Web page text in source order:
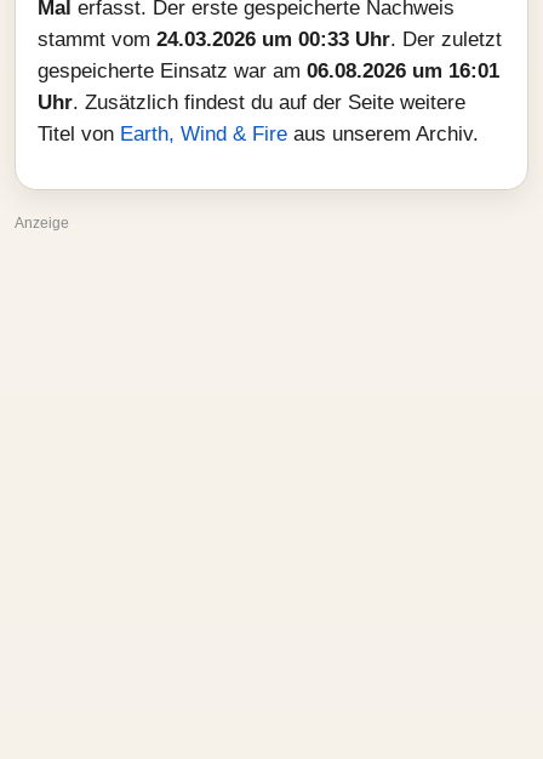
Mal erfasst. Der erste gespeicherte Nachweis
stammt vom 24.03.2026 um 00:33 Uhr. Der zuletzt
gespeicherte Einsatz war am 06.08.2026 um 16:01
Uhr. Zusätzlich findest du auf der Seite weitere
Titel von Earth, Wind & Fire aus unserem Archiv.
Anzeige